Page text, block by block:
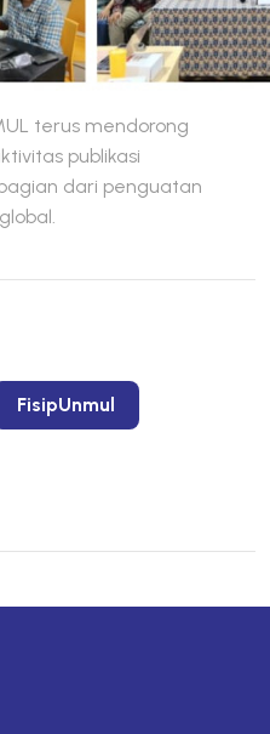
terus mendorong
publikasi
dari penguatan
FisipUnmul